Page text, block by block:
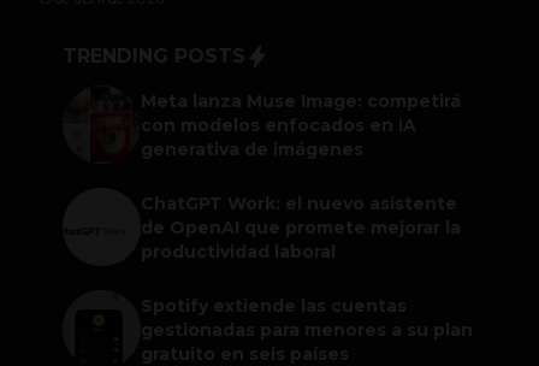
TRENDING POSTS
Meta lanza Muse Image: competirá
con modelos enfocados en IA
generativa de imágenes
ChatGPT Work: el nuevo asistente
de OpenAI que promete mejorar la
productividad laboral
Spotify extiende las cuentas
gestionadas para menores a su plan
gratuito en seis países